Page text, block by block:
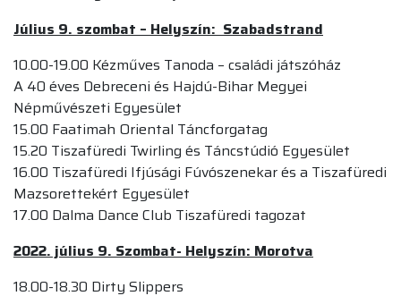
Július 9. szombat – Helyszín: Szabadstrand
10.00-19.00 Kézműves Tanoda – családi játszóház
A 40 éves Debreceni és Hajdú-Bihar Megyei
Népművészeti Egyesület
15.00 Faatimah Oriental Táncforgatag
15.20 Tiszafüredi Twirling és Táncstúdió Egyesület
16.00 Tiszafüredi Ifjúsági Fúvószenekar és a Tiszafüredi
Mazsorettekért Egyesület
17.00 Dalma Dance Club Tiszafüredi tagozat
2022. július 9. Szombat- Helyszín: Morotva
18.00-18.30 Dirty Slippers